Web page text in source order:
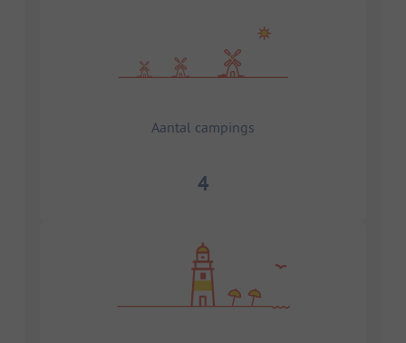
Aantal campings
4